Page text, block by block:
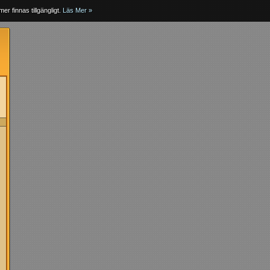
finnas tillgängligt. Läs Mer »